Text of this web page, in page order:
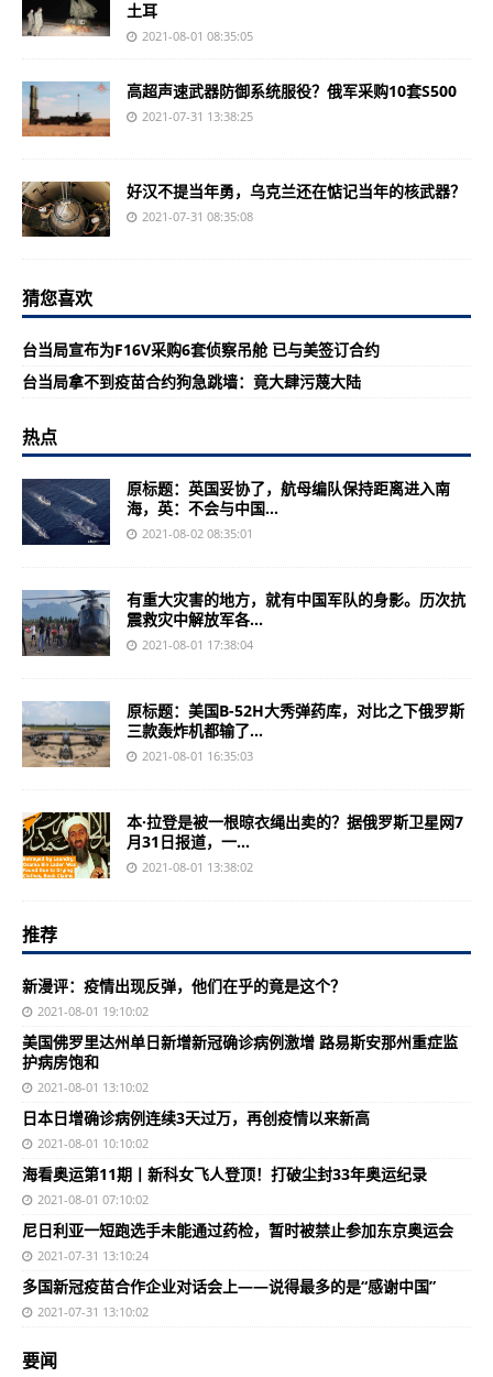
土耳
2021-08-01 08:35:05
高超声速武器防御系统服役？俄军采购10套S500
2021-07-31 13:38:25
好汉不提当年勇，乌克兰还在惦记当年的核武器？
2021-07-31 08:35:08
猜您喜欢
台当局宣布为F16V采购6套侦察吊舱 已与美签订合约
台当局拿不到疫苗合约狗急跳墙：竟大肆污蔑大陆
热点
原标题：英国妥协了，航母编队保持距离进入南
海，英：不会与中国...
2021-08-02 08:35:01
有重大灾害的地方，就有中国军队的身影。历次抗
震救灾中解放军各...
2021-08-01 17:38:04
原标题：美国B-52H大秀弹药库，对比之下俄罗斯
三款轰炸机都输了...
2021-08-01 16:35:03
本·拉登是被一根晾衣绳出卖的？据俄罗斯卫星网7
月31日报道，一...
2021-08-01 13:38:02
推荐
新漫评：疫情出现反弹，他们在乎的竟是这个？
2021-08-01 19:10:02
美国佛罗里达州单日新增新冠确诊病例激增 路易斯安那州重症监
护病房饱和
2021-08-01 13:10:02
日本日增确诊病例连续3天过万，再创疫情以来新高
2021-08-01 10:10:02
海看奥运第11期丨新科女飞人登顶！打破尘封33年奥运纪录
2021-08-01 07:10:02
尼日利亚一短跑选手未能通过药检，暂时被禁止参加东京奥运会
2021-07-31 13:10:24
多国新冠疫苗合作企业对话会上——说得最多的是“感谢中国”
2021-07-31 13:10:02
要闻